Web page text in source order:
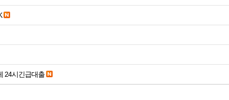
24시긴급대출